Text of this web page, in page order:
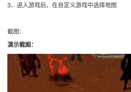
3、进入游戏后，在自定义游戏中选择地图
截图：
演示截图：